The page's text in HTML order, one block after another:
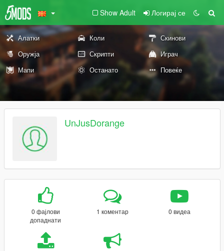
Show Adult Логирај се
Алатки Коли
Скинови
Оружја
Скрипти
Играч
Мапи
Останато Повеќе
UnJusDorange
0 фајлови
допаднати
1 коментар 0 видеа